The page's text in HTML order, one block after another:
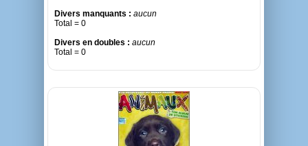
Divers manquants : aucun
Total = 0
Divers en doubles : aucun
Total = 0